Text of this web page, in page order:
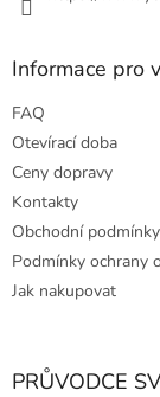
Informace pro
FAQ
Otevírací doba
Ceny dopravy
Kontakty
Obchodní podmínky
Podmínky ochrany
Jak nakupovat
PRŮVODCE